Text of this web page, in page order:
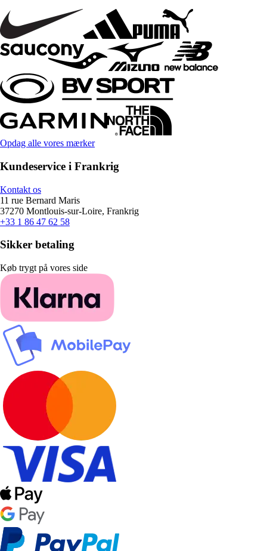
Opdag alle vores mærker
Kundeservice i Frankrig
Kontakt os
11 rue Bernard Maris
37270 Montlouis-sur-Loire, Frankrig
+33 1 86 47 62 58
Sikker betaling
Køb trygt på vores side